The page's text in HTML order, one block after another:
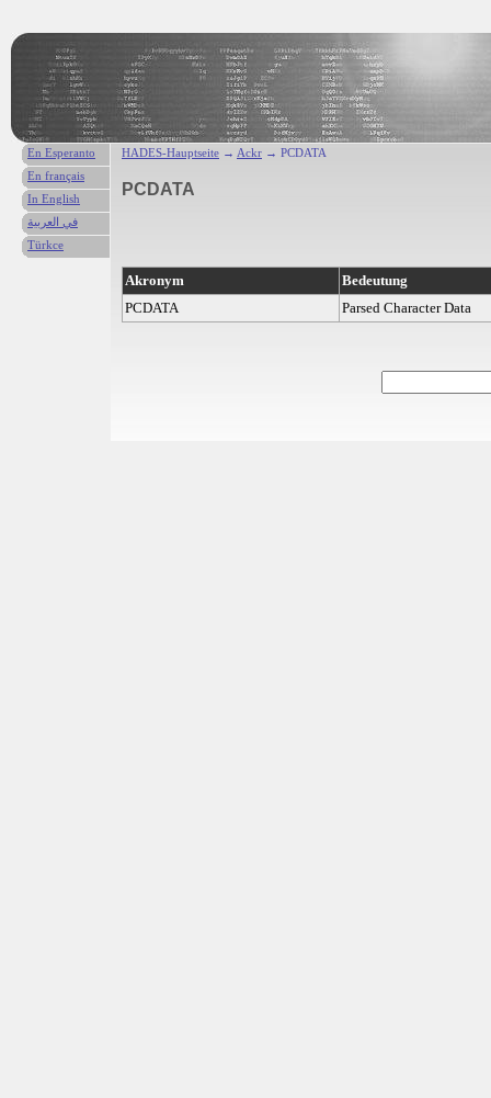
HADES-Hauptseite → Ackr → PCDATA
PCDATA
Akronym
Bedeutung
PCDATA
Parsed Character Data
En Esperanto
En français
In English
في العربية
Türkce